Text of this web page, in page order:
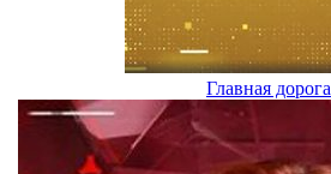
Главная дорога